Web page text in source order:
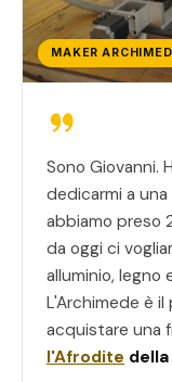
MAKER
Sono Giovanni.
dedicarmi a
abbiamo preso
da oggi ci
alluminio, legno
L'Archimede è
acquistare una
l'Afrodite